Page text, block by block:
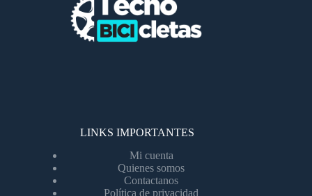
LINKS IMPORTANTES
Mi cuenta
Quienes somos
Contactanos
Política de privacidad